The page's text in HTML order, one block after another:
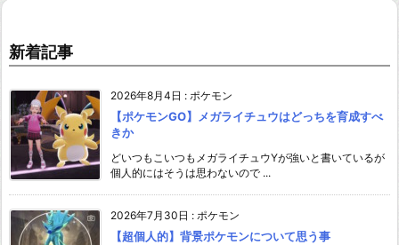
新着記事
2026年8月4日 : ポケモン
【ポケモンGO】メガライチュウはどっちを育成すべ
きか
どいつもこいつもメガライチュウYが強いと書いているが
個人的にはそうは思わないので ...
2026年7月30日 : ポケモン
【超個人的】背景ポケモンについて思う事